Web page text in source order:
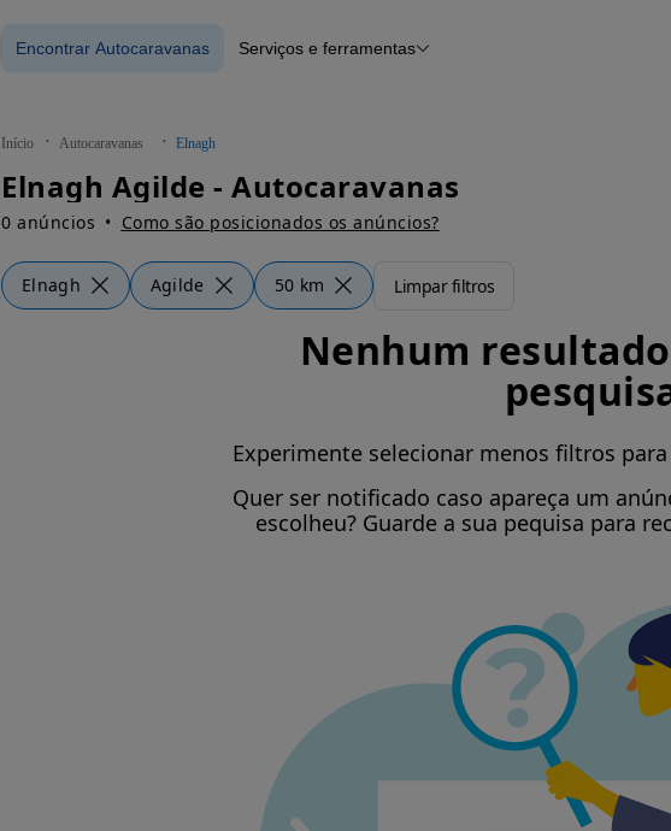
Encontrar Autocaravanas Serviços e ferramentas
Início Autocaravanas Elnagh
Elnagh Agilde - Autocaravanas
0 anúncios Como são posicionados os anúncios?
Elnagh Agilde 50 km Limpar filtros
Nenhum
Experimente selecionar menos filtros
Quer ser notificado caso apareça um
escolheu? Guarde a sua pequisa para